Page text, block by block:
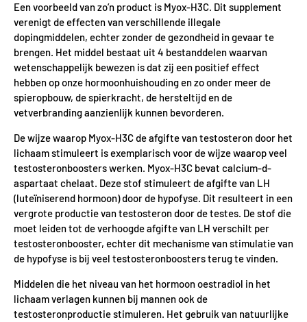
Een voorbeeld van zo’n product is Myox-H3C. Dit supplement
verenigt de effecten van verschillende illegale
dopingmiddelen, echter zonder de gezondheid in gevaar te
brengen. Het middel bestaat uit 4 bestanddelen waarvan
wetenschappelijk bewezen is dat zij een positief effect
hebben op onze hormoonhuishouding en zo onder meer de
spieropbouw, de spierkracht, de hersteltijd en de
vetverbranding aanzienlijk kunnen bevorderen.
De wijze waarop Myox-H3C de afgifte van testosteron door het
lichaam stimuleert is exemplarisch voor de wijze waarop veel
testosteronboosters werken. Myox-H3C bevat calcium-d-
aspartaat chelaat. Deze stof stimuleert de afgifte van LH
(luteïniserend hormoon) door de hypofyse. Dit resulteert in een
vergrote productie van testosteron door de testes. De stof die
moet leiden tot de verhoogde afgifte van LH verschilt per
testosteronbooster, echter dit mechanisme van stimulatie van
de hypofyse is bij veel testosteronboosters terug te vinden.
Middelen die het niveau van het hormoon oestradiol in het
lichaam verlagen kunnen bij mannen ook de
testosteronproductie stimuleren. Het gebruik van natuurlijke